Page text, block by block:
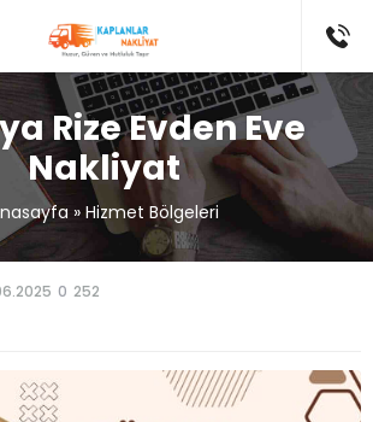
Rize Evden Eve
Nakliyat
» Hizmet Bölgeleri
0 252